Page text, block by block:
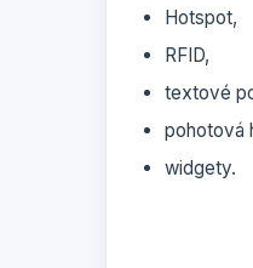
Hotspot,
RFID,
textové
pohotová
widgety.